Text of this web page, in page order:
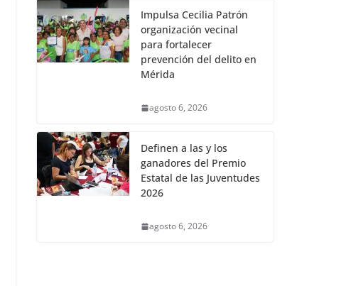
Impulsa Cecilia Patrón
organización vecinal
para fortalecer
prevención del delito en
Mérida
agosto 6, 2026
Definen a las y los
ganadores del Premio
Estatal de las Juventudes
2026
agosto 6, 2026